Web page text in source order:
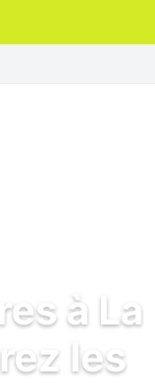
à La
les